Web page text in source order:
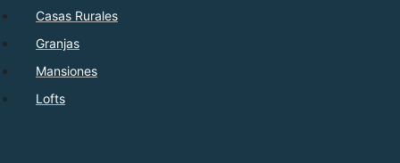
Casas Rurales
Granjas
Mansiones
Lofts